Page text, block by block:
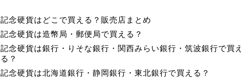
記念硬貨はどこで買える？販売店まとめ
記念硬貨は造幣局・郵便局で買える？
記念硬貨は銀行・りそな銀行・関西みらい銀行・筑波銀行で買え
る？
記念硬貨は北海道銀行・静岡銀行・東北銀行で買える？